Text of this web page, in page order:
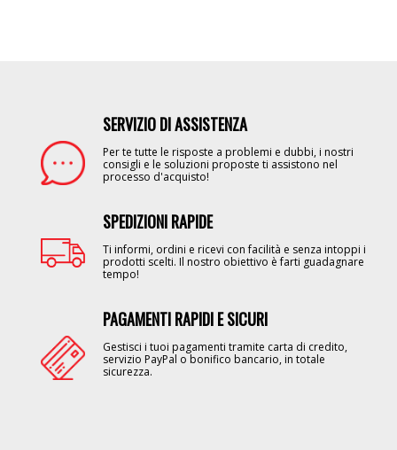
SERVIZIO DI ASSISTENZA
Per te tutte le risposte a problemi e dubbi, i nostri
consigli e le soluzioni proposte ti assistono nel
processo d'acquisto!
SPEDIZIONI RAPIDE
Ti informi, ordini e ricevi con facilità e senza intoppi i
prodotti scelti. Il nostro obiettivo è farti guadagnare
tempo!
PAGAMENTI RAPIDI E SICURI
Gestisci i tuoi pagamenti tramite carta di credito,
servizio PayPal o bonifico bancario, in totale
sicurezza.